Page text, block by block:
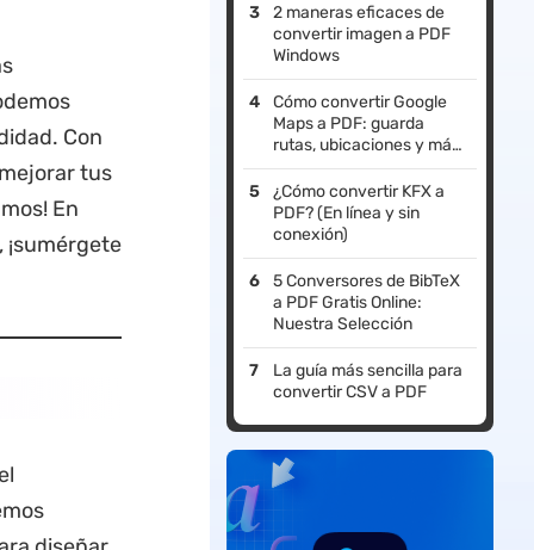
Con
tus
En
2 maneras eficaces de
convertir imagen a PDF
Windows
Cómo convertir Google
Maps a PDF: guarda
rutas, ubicaciones y más
para usarlos sin conexión
¿Cómo convertir KFX a
PDF? (En línea y sin
conexión)
5 Conversores de BibTeX
a PDF Gratis Online:
Nuestra Selección
La guía más sencilla para
convertir CSV a PDF